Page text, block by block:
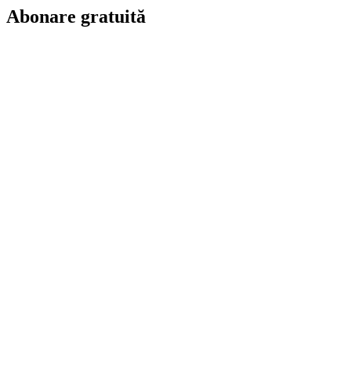
Abonare gratuită